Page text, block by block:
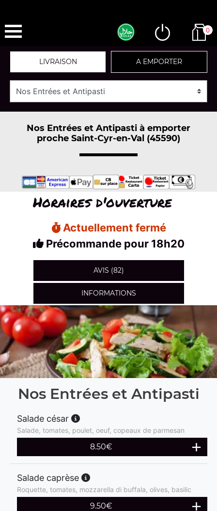
0
LIVRAISON A EMPORTER
Nos Entrées et Antipasti à emporter
proche Saint-Cyr-en-Val (45590)
Horaires d'ouverture
Actuellement fermé
Précommande pour 18h20
AVIS (82)
INFORMATIONS
Nos Entrées et Antipasti
Salade césar
Salade, tomates, poulet, oeuf, copeaux de parmesan
8.50€
Salade caprèse
Roquette, tomates, mozzarella di buffala, olives, basilic
9.50€